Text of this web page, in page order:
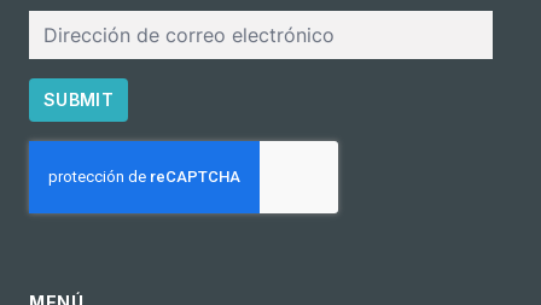
Correo
electrónico
SUBMIT
CAPTCHA